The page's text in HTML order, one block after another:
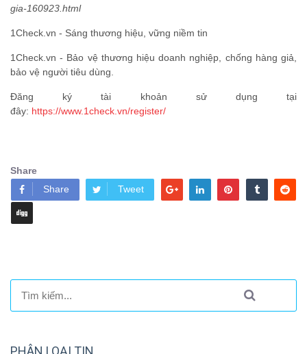
gia-160923.html
1Check.vn - Sáng thương hiệu, vững niềm tin
1Check.vn - Bảo vệ thương hiệu doanh nghiệp, chống hàng giả,
bảo vệ người tiêu dùng.
Đăng ký tài khoản sử dụng tại
đây: https://www.1check.vn/register/
Share
Share
Tweet
PHÂN LOẠI TIN